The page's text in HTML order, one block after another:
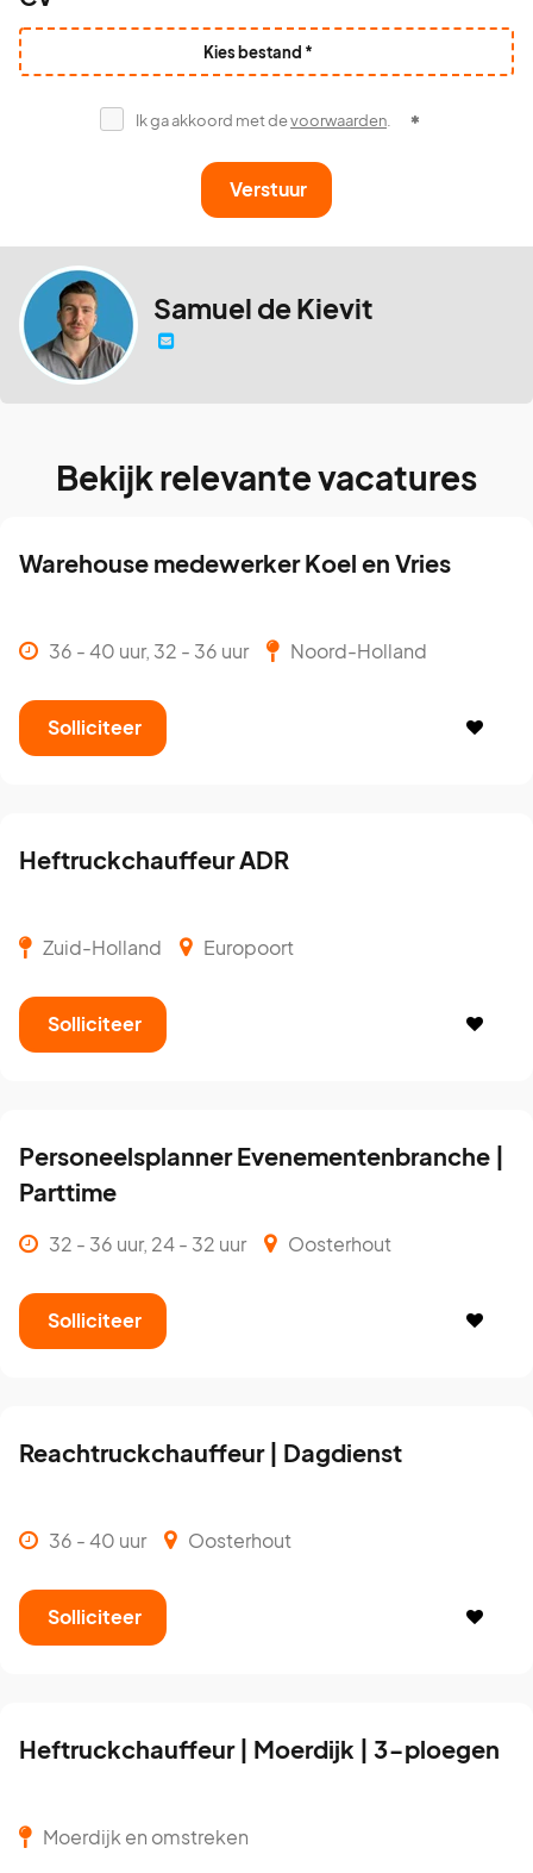
Samuel de Kievit
Kies bestand *
Ik ga akkoord met devoorwaarden
Verstuur
Bekijk relevante vacatures
Warehouse medewerker Koel en Vries
36 - 40 uur, 32 - 36 uur Noord-Holland
Solliciteer
Heftruckchauffeur ADR
Zuid-Holland Europoort
Solliciteer
Personeelsplanner Evenementenbranche |
Parttime
32 - 36 uur, 24 - 32 uur Oosterhout
Solliciteer
Reachtruckchauffeur | Dagdienst
36 - 40 uur Oosterhout
Solliciteer
Heftruckchauffeur | Moerdijk | 3-ploegen
Moerdijk en omstreken